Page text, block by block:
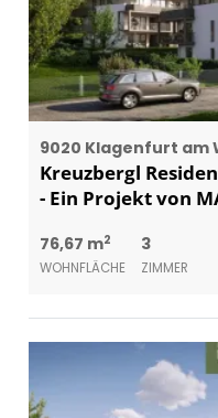
9020 Klagenfurt am
Kreuzbergl
- Ein Projekt von
76,67 m2
WOHNFLÄCHE
3
ZIMMER